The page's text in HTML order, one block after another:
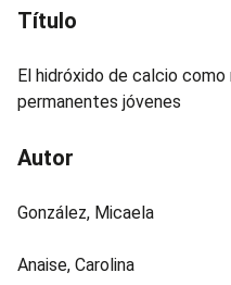
Título
El hidróxido de calcio
permanentes jóvenes
Autor
González, Micaela
Anaise, Carolina